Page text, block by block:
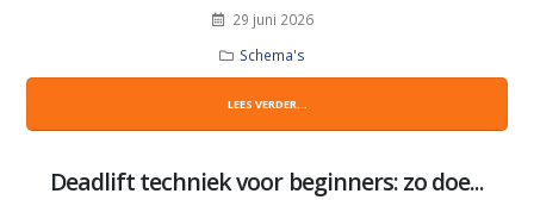
29 juni 2026
Schema's
LEES VERDER...
Deadlift techniek voor beginners: zo doe...